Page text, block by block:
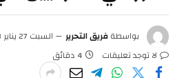
بواسطةفريق التحرير
السبت 27 يناير 6:43 ص
لا توجد تعليقات
4 دقائق